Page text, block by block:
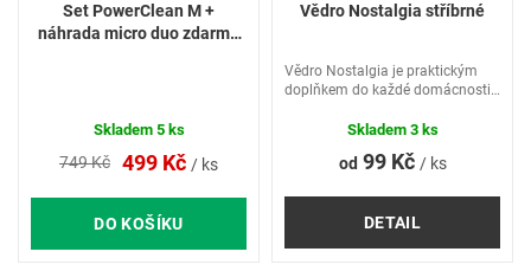
Set PowerClean M +
náhrada micro duo zdarma
749 Kč 499 Kč / ks
DO KOŠÍKU
Skladem 5 ks
Vědro Nostalgia stříbrné
od 99 Kč / ks
DETAIL
Vědro Nostalgia je praktickým
doplňkem do každé domácnosti.
plastu a má kovovou rukojeť pro
Skladem 3 ks